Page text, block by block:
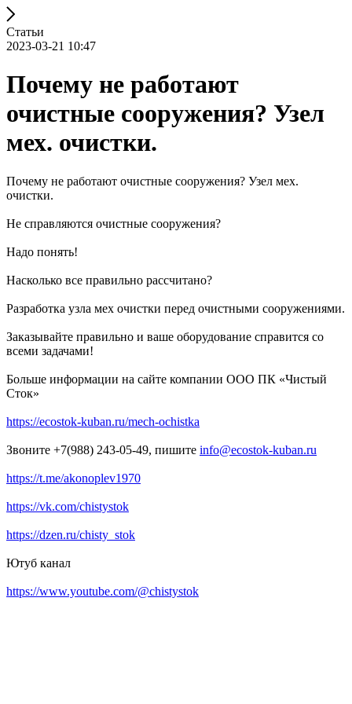
Статьи
2023-03-21 10:47
Почему не работают
очистные сооружения? Узел
мех. очистки.
Почему не работают очистные сооружения? Узел мех.
очистки.
Не справляются очистные сооружения?
Надо понять!
Насколько все правильно рассчитано?
Разработка узла мех очистки перед очистными сооружениями.
Заказывайте правильно и ваше оборудование справится со
всеми задачами!
Больше информации на сайте компании ООО ПК «Чистый
Сток»
https://ecostok-kuban.ru/mech-ochistka
Звоните +7(988) 243-05-49, пишите info@ecostok-kuban.ru
https://t.me/akonoplev1970
https://vk.com/chistystok
https://dzen.ru/chisty_stok
Ютуб канал
https://www.youtube.com/@chistystok